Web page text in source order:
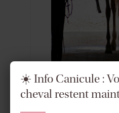
☀️ Info Canicule :
cheval restent